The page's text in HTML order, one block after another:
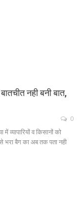
नही बनी बात,
0
में व्यापारियों व किसानों को
से भरा बैग का अब तक पता नही